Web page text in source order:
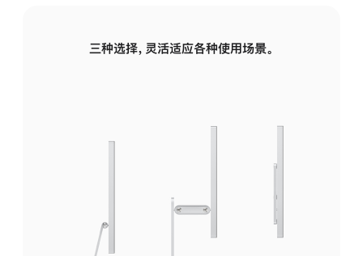
三种选择，灵活适应各种使用场景。